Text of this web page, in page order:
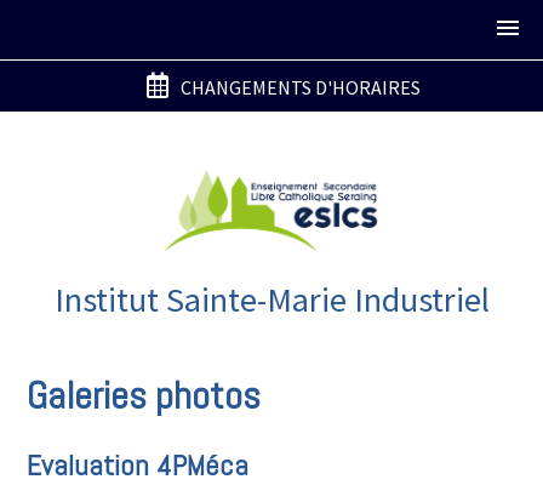
Institut Sainte-Marie Industriel
CHANGEMENTS D'HORAIRES
Galeries photos
Evaluation 4PMéca